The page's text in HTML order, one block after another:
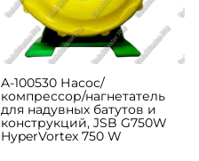
A-100530 Насос/
компрессор/нагнетатель
для надувных батутов и
конструкций, JSB G750W
HyperVortex 750 W